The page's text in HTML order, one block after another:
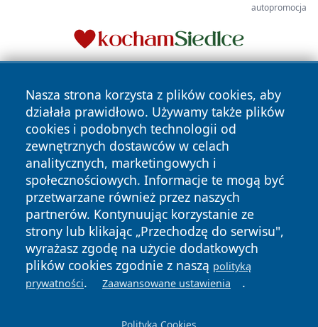
autopromocja
Nasza strona korzysta z plików cookies, aby
działała prawidłowo. Używamy także plików
cookies i podobnych technologii od
zewnętrznych dostawców w celach
analitycznych, marketingowych i
społecznościowych. Informacje te mogą być
przetwarzane również przez naszych
partnerów. Kontynuując korzystanie ze
strony lub klikając „Przechodzę do serwisu",
wyrażasz zgodę na użycie dodatkowych
plików cookies zgodnie z naszą polityką
prywatności. Zaawansowane ustawienia .
Copyright © 2026 halotorun.pl Wszystkie prawa zastrzeżone.
News Autorzy
Polityka
Prywatności
Polityka
Cookies